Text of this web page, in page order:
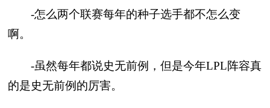
-怎么两个联赛每年的种子选手都不怎么变
啊。
-虽然每年都说史无前例，但是今年LPL阵容真
的是史无前例的厉害。